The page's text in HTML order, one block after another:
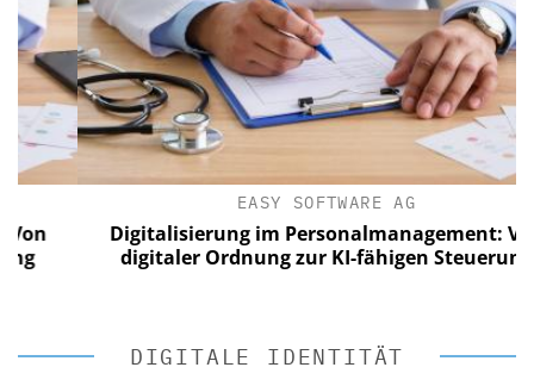
EASY SOFTWARE AG
Digitalisierung im Personalmanagement: Von
digitaler Ordnung zur KI-fähigen Steuerung
DIGITALE IDENTITÄT